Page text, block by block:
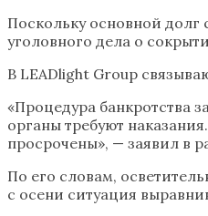
Поскольку основной долг
уголовного дела о
В LEADlight Group
«Процедура банкротства
органы требуют
просрочены», — заявил в
По его словам,
с осени ситуация